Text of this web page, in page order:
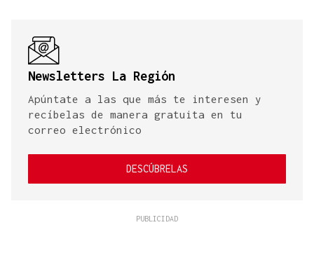
Newsletters La Región
Apúntate a las que más te interesen y
recíbelas de manera gratuita en tu
correo electrónico
DESCÚBRELAS